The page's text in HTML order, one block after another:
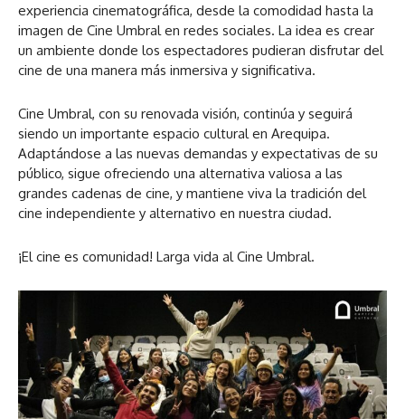
experiencia cinematográfica, desde la comodidad hasta la
imagen de Cine Umbral en redes sociales. La idea es crear
un ambiente donde los espectadores pudieran disfrutar del
cine de una manera más inmersiva y significativa.
Cine Umbral, con su renovada visión, continúa y seguirá
siendo un importante espacio cultural en Arequipa.
Adaptándose a las nuevas demandas y expectativas de su
público, sigue ofreciendo una alternativa valiosa a las
grandes cadenas de cine, y mantiene viva la tradición del
cine independiente y alternativo en nuestra ciudad.
¡El cine es comunidad! Larga vida al Cine Umbral.